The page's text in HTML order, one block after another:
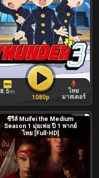
8.5/10
ไทย
มาสเตอร์
1080p
ซีรีส์ Muifei the Medium
Season 1 มุ่ยเฟย ปี 1 พากย์
ไทย [Full-HD]